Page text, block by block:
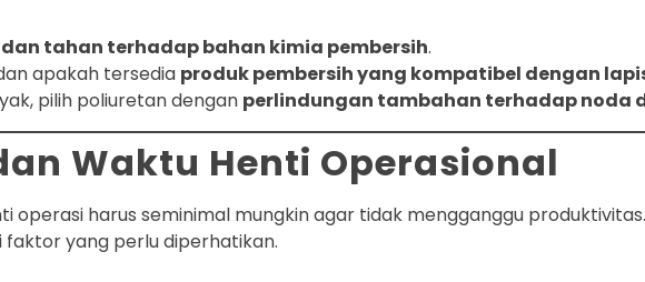
tahan terhadap bahan kimia pembersih.
apakah tersedia produk pembersih yang kompatibel dengan
pilih poliuretan dengan perlindungan tambahan terhadap noda
Waktu Henti Operasional
operasi harus seminimal mungkin agar tidak mengganggu
yang perlu diperhatikan.